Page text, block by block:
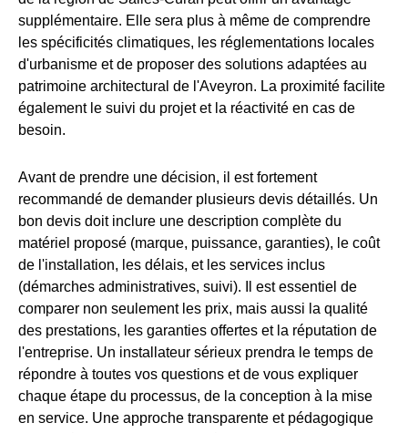
supplémentaire. Elle sera plus à même de comprendre
les spécificités climatiques, les réglementations locales
d'urbanisme et de proposer des solutions adaptées au
patrimoine architectural de l'Aveyron. La proximité facilite
également le suivi du projet et la réactivité en cas de
besoin.
Avant de prendre une décision, il est fortement
recommandé de demander plusieurs devis détaillés. Un
bon devis doit inclure une description complète du
matériel proposé (marque, puissance, garanties), le coût
de l'installation, les délais, et les services inclus
(démarches administratives, suivi). Il est essentiel de
comparer non seulement les prix, mais aussi la qualité
des prestations, les garanties offertes et la réputation de
l'entreprise. Un installateur sérieux prendra le temps de
répondre à toutes vos questions et de vous expliquer
chaque étape du processus, de la conception à la mise
en service. Une approche transparente et pédagogique